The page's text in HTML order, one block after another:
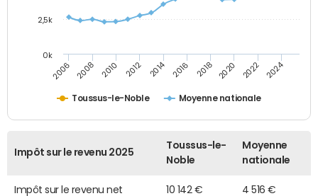
Toussus-le-Noble Moyenne nationale
2006 2008 2010 2012 2014 2016 2018 2020 2022 2024
0k
2,5k
Impôt sur le revenu 2025
Toussus-le-
Noble
Moyenne
nationale
Impôt sur le revenu net
10 142 € 4 516 €